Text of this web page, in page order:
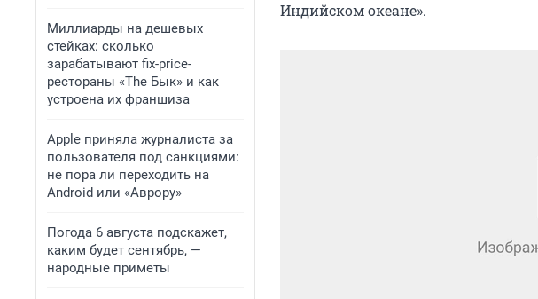
Миллиарды на дешевых
стейках: сколько
зарабатывают fix-price-
рестораны «The Бык» и как
устроена их франшиза
Apple приняла журналиста за
пользователя под санкциями:
не пора ли переходить на
Android или «Аврору»
Погода 6 августа подскажет,
каким будет сентябрь, —
народные приметы
Индийском океане».